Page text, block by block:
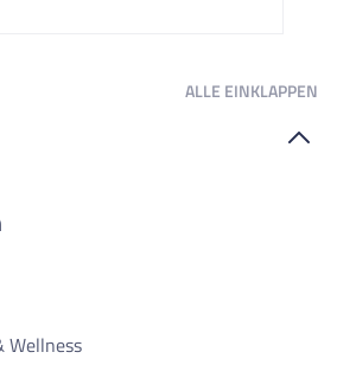
ALLE EINKLAPPEN
Wellness